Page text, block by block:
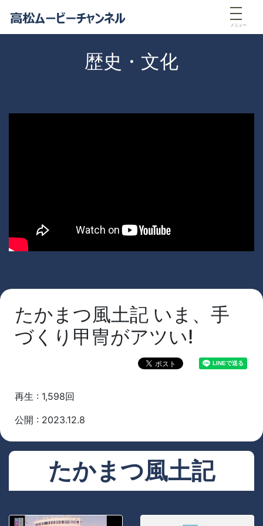
メニュー
歴史・文化
たかまつ風土記 いま、手
づくり甲冑がアツい!
再生 : 1,598回
公開 : 2023.12.8
たかまつ風土記